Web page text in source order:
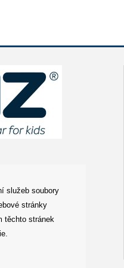
služeb soubory
stránky
těchto stránek
údajů